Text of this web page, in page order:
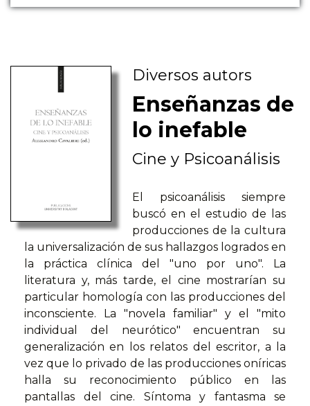
Diversos autors
Enseñanzas de
lo inefable
Cine y Psicoanálisis
El psicoanálisis siempre
buscó en el estudio de las
producciones de la cultura
la universalización de sus hallazgos logrados en
la práctica clínica del "uno por uno". La
literatura y, más tarde, el cine mostrarían su
particular homología con las producciones del
inconsciente. La "novela familiar" y el "mito
individual del neurótico" encuentran su
generalización en los relatos del escritor, a la
vez que lo privado de las producciones oníricas
halla su reconocimiento público en las
pantallas del cine. Síntoma y fantasma se